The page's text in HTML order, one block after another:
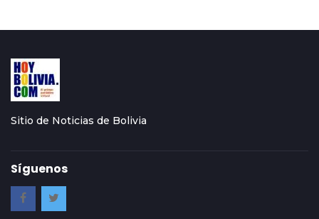
Sitio de Noticias de Bolivia
Síguenos